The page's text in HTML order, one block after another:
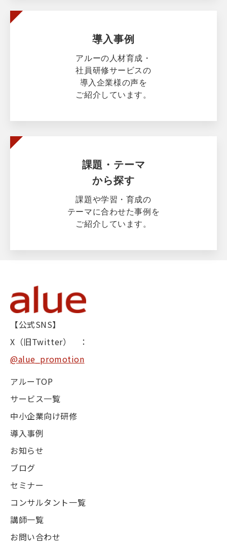
導入事例
アルーの人材育成・
社員研修サービスの
導入企業様の声を
ご紹介しています。
課題・テーマ
から探す
課題や学習・育成の
テーマに合わせた事例を
ご紹介しています。
【公式SNS】
X（旧Twitter） ：
@alue_promotion
アルーTOP
サービス一覧
中小企業向け研修
導入事例
お知らせ
ブログ
セミナー
コンサルタント一覧
講師一覧
お問い合わせ